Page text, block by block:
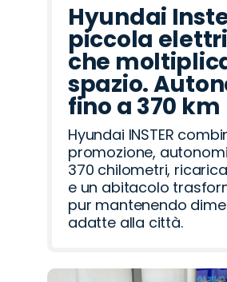
Hyundai
piccola
che
spazio.
fino a 370 km
Hyundai INSTER
promozione,
370 chilometri,
e un abitacolo
pur mantenendo
adatte alla città.